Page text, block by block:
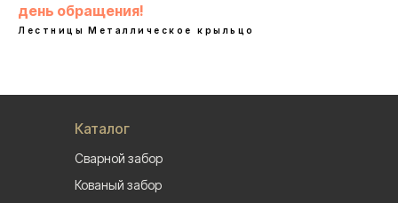
день обращения!
Лестницы Металлическое крыльцо
Каталог
Сварной забор
Кованый забор